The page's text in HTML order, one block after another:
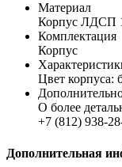
Материал
Корпус ЛДСП
Комплектация
Корпус
Цвет корпуса:
О более
+7 (812) 938-
Дополнительная